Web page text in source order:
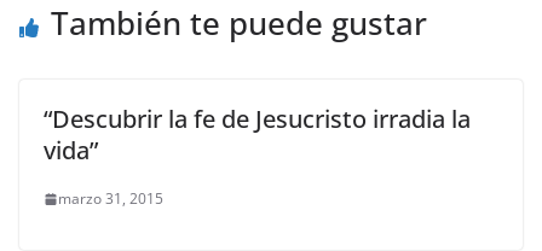
También te puede gustar
“Descubrir la fe de Jesucristo irradia la
vida”
marzo 31, 2015